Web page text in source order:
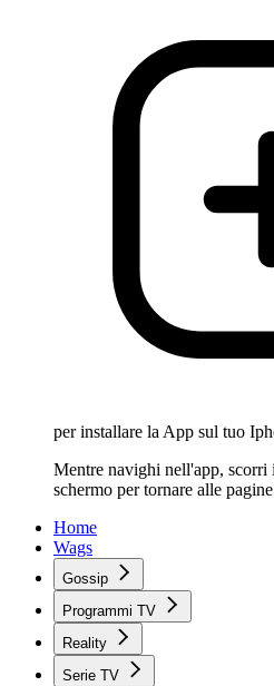
per installare la App sul tuo
Mentre navighi nell'app, scorri
schermo per tornare alle
Home
Wags
Gossip
Programmi TV
Reality
Serie TV